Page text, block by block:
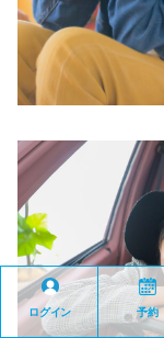
ログイン 予約